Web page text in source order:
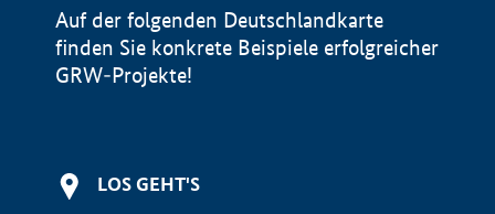
Auf der folgenden Deutschlandkarte
finden Sie konkrete Beispiele erfolgreicher
GRW-Projekte!
LOS GEHT'S